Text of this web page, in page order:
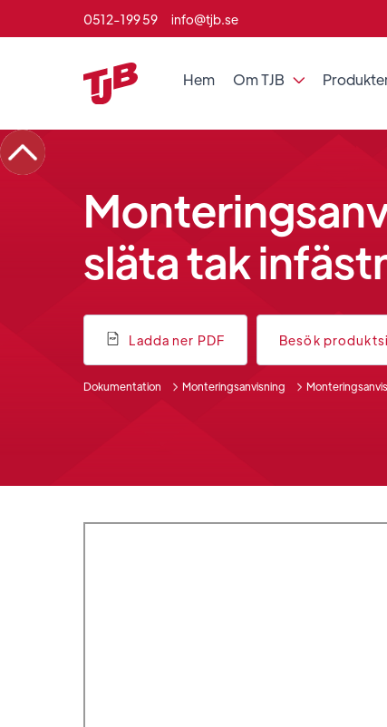
0512-199 59 info@tjb.se
Hem Om TJB 
släta tak
Ladda ner PDF Besök
Dokumentation Monteringsanvisning